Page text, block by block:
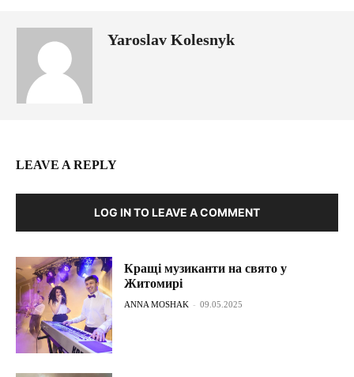
Yaroslav Kolesnyk
LEAVE A REPLY
LOG IN TO LEAVE A COMMENT
Кращі музиканти на свято у
Житомирі
ANNA MOSHAK - 09.05.2025